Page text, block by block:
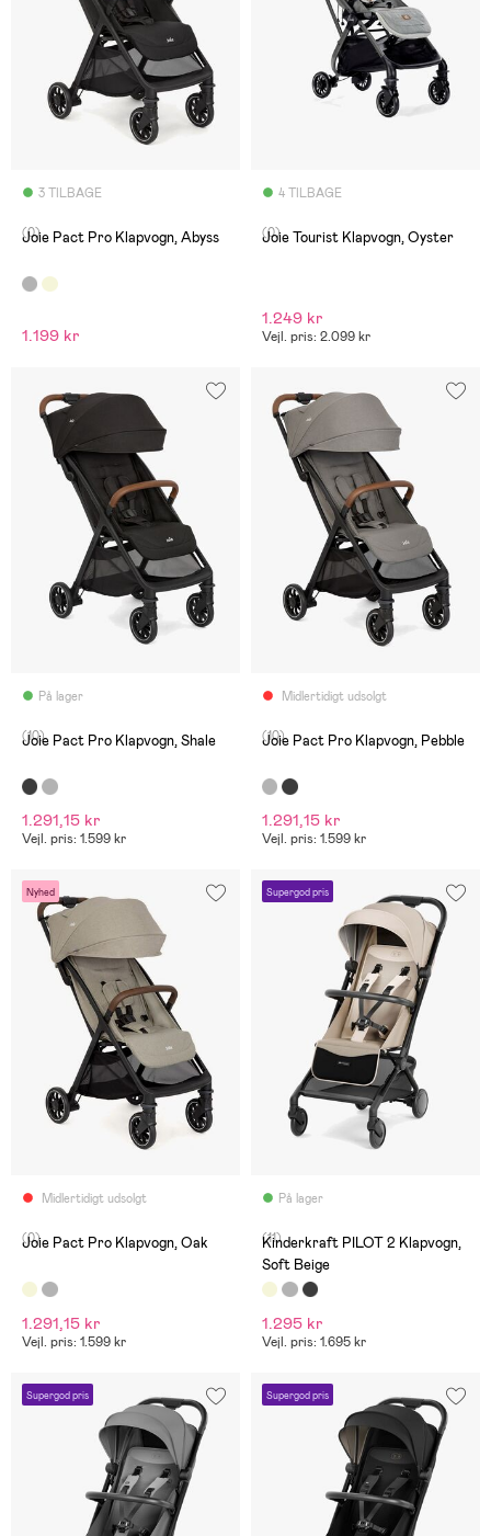
3 TILBAGE
(0)
Joie Pact Pro Klapvogn, Abyss
1.199 kr
4 TILBAGE
(0)
Joie Tourist Klapvogn, Oyster
1.249 kr
Vejl. pris: 2.099 kr
På lager
(10)
Joie Pact Pro Klapvogn, Shale
1.291,15 kr
Vejl. pris: 1.599 kr
Midlertidigt udsolgt
(10)
Joie Pact Pro Klapvogn, Pebble
1.291,15 kr
Vejl. pris: 1.599 kr
Nyhed
Midlertidigt udsolgt
(0)
Joie Pact Pro Klapvogn, Oak
1.291,15 kr
Vejl. pris: 1.599 kr
Supergod pris
På lager
(11)
Kinderkraft PILOT 2 Klapvogn,
Soft Beige
1.295 kr
Vejl. pris: 1.695 kr
Supergod pris Supergod pris